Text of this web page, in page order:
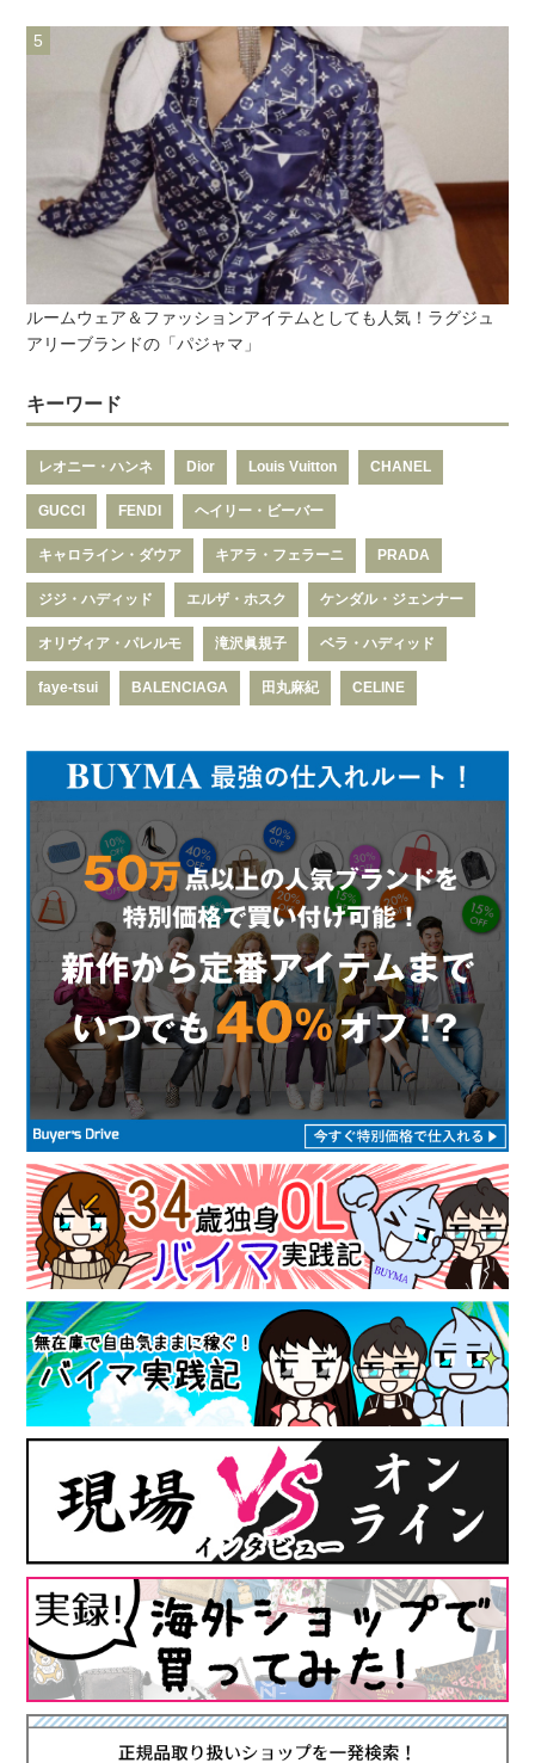
ルームウェア＆ファッションアイテムとしても人気！ラグジュ
アリーブランドの「パジャマ」
キーワード
レオニー・ハンネ Dior Louis Vuitton CHANEL
GUCCI FENDI ヘイリー・ビーバー
キャロライン・ダウア キアラ・フェラーニ PRADA
ジジ・ハディッド エルザ・ホスク ケンダル・ジェンナー
オリヴィア・パレルモ 滝沢眞規子 ベラ・ハディッド
faye-tsui BALENCIAGA 田丸麻紀 CELINE